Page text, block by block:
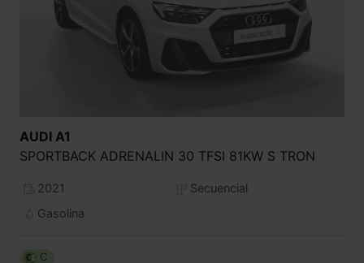
AUDI A1
SPORTBACK ADRENALIN 30 TFSI 81KW S TRON
2021
Secuencial
Gasolina
C